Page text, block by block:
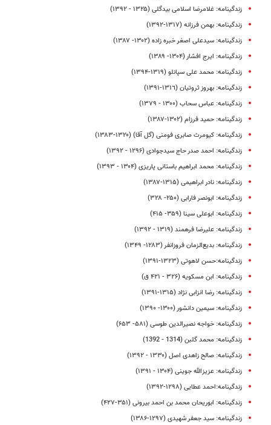
زندگینامه: غلامرضا اسلامی بیدگلی (۱۳۲۵ - ۱۳۹۲)
زندگینامه‌‌‌‌‌‌‌‌: بهمن فرزانه (۱۳۱۷-۱۳۹۲)
زندگینامه: سیدعلی اصغر خبره زاده (۱۳۰۲- ۱۳۸۷)
زندگینامه: ایرج افشار (۱۳۰۴- ۱۳۸۹)
زندگینامه: محمد علی سپانلو (۱۳۱۹-۱۳۹۴)
زندگینامه: بهروز ثروتیان (١٣١٦-١٣٩١)
زندگینامه: عباس سحاب (۱۳۰۰ - ۱۳۷۹)
زندگینامه: حمید فرزام (۱۳۰۲-۱۳۸۷)
زندگینامه: کیومرث صابری فومنی (گل‌ آقا) (۱۳۲۰-۱۳۸۳)
زندگینامه: احمد صدر حاج سیدجوادی (۱۲۹۶ - ۱۳۹۲)
زندگینامه: محمد ابراهیم باستانی پاریزی (۱۳۰۴ - ۱۳۹۳)
زندگینامه: نادر ابراهیمی (۱۳۱۵-۱۳۸۷)
زندگینامه: ابونصر فارابی (۲۵۰- ۳۲۸)
زندگینامه: ابوعلی سینا (۳۵۹- ۴۱۵)
زندگینامه: علیرضا فرهمند (۱۳۱۹ - ۱۳۹۲)
زندگینامه: بدیع‌الزمان فروزانفر (۱۲۸۳- ۱۳۴۹)
زندگینامه:حسن لاهوتی (۱۳۲۳-۱۳۹۱)
زندگینامه: ابن مسکویه (۳۲۶ - ۴۲۱ ق)
زندگینامه: رضا انزابی‌ نژاد (۱۳۱۵-۱۳۹۱)
زندگینامه: سیمین دانشور (۱۳۰۰- ۱۳۹۰)
زندگینامه: خواجه نصیرالدین طوسی (۵۸۱- ۶۵۳)
زندگینامه: محمد گلبن (1314 - 1392)
زندگینامه: صالح زاهدی اصل (۱۳۳۰ - ۱۳۹۲)
زندگینامه: عزیزالله جوینی (۱۳۰۴ - ۱۳۹۱)
زندگینامه:احمد عطایی (١٢٩٨-١٣٩٢)
زندگینامه: ابوریحان محمد بن احمد بیرونى (۳۵۱-۴۲۷)
زندگینامه: سید جعفر شهیدى (۱۲۹۷-۱۳۸۶)